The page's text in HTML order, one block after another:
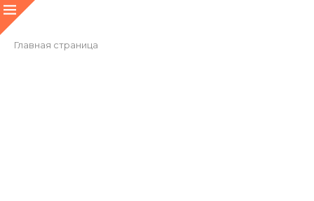
Главная страница